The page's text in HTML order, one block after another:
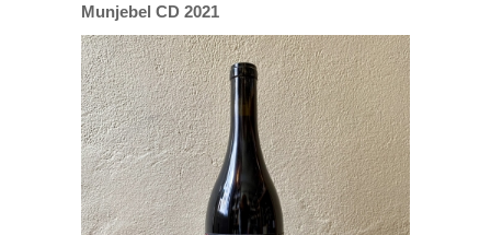
Munjebel CD 2021